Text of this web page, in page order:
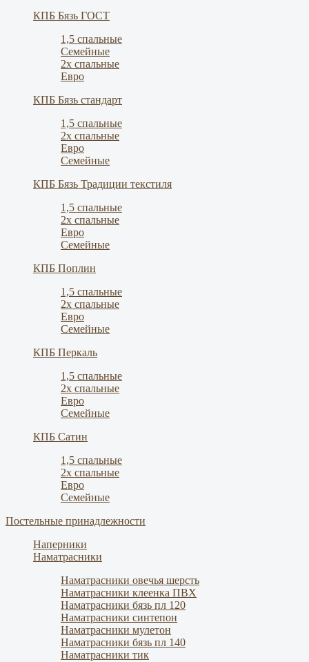
КПБ Бязь ГОСТ
1,5 спальные
Семейные
2х спальные
Евро
КПБ Бязь стандарт
1,5 спальные
2х спальные
Евро
Семейные
КПБ Бязь Традиции текстиля
1,5 спальные
2х спальные
Евро
Семейные
КПБ Поплин
1,5 спальные
2х спальные
Евро
Семейные
КПБ Перкаль
1,5 спальные
2х спальные
Евро
Семейные
КПБ Сатин
1,5 спальные
2х спальные
Евро
Семейные
Постельные принадлежности
Наперники
Наматрасники
Наматрасники овечья шерсть
Наматрасники клеенка ПВХ
Наматрасники бязь пл 120
Наматрасники синтепон
Наматрасники мулетон
Наматрасники бязь пл 140
Наматрасники тик